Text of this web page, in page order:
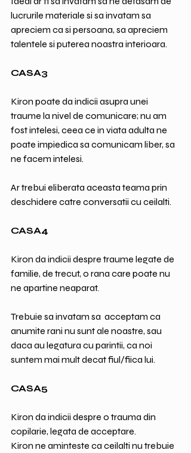
lucrurile materiale si sa invatam sa
apreciem ca si persoana, sa apreciem
talentele si puterea noastra interioara.
CASA3
Kiron poate da indicii asupra unei
traume la nivel de comunicare; nu am
fost intelesi, ceea ce in viata adulta ne
poate impiedica sa comunicam liber, sa
ne facem intelesi.
Ar trebui eliberata aceasta teama prin
deschidere catre conversatii cu ceilalti.
CASA4
Kiron da indicii despre traume legate de
familie, de trecut, o rana care poate nu
ne apartine neaparat.
Trebuie sa invatam sa  acceptam ca
anumite rani nu sunt ale noastre, sau
daca au legatura cu parintii, ca noi
suntem mai mult decat fiul/fiica lui.
CASA5
Kiron da indicii despre o trauma din
copilarie, legata de acceptare.
Kiron ne aminteste ca ceilalti nu trebuie